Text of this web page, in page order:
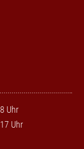
Uhr
Uhr